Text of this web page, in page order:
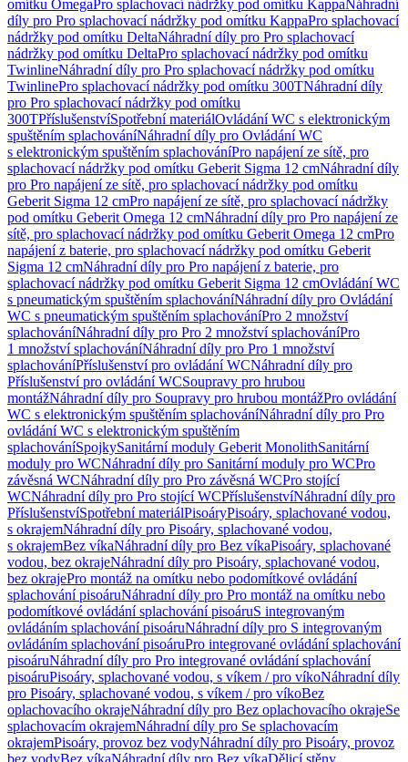
omítku OmegaPro splachovací nádržky pod omítku KappaNáhradní
díly pro Pro splachovací nádržky pod omítku KappaPro splachovací
nádržky pod omítku DeltaNáhradní díly pro Pro splachovací
nádržky pod omítku DeltaPro splachovací nádržky pod omítku
TwinlineNáhradní díly pro Pro splachovací nádržky pod omítku
TwinlinePro splachovací nádržky pod omítku 300TNáhradní díly
pro Pro splachovací nádržky pod omítku
300TPříslušenstvíSpotřební materiálOvládání WC s elektronickým
spuštěním splachováníNáhradní díly pro Ovládání WC
s elektronickým spuštěním splachováníPro napájení ze sítě, pro
splachovací nádržky pod omítku Geberit Sigma 12 cmNáhradní díly
pro Pro napájení ze sítě, pro splachovací nádržky pod omítku
Geberit Sigma 12 cmPro napájení ze sítě, pro splachovací nádržky
pod omítku Geberit Omega 12 cmNáhradní díly pro Pro napájení ze
sítě, pro splachovací nádržky pod omítku Geberit Omega 12 cmPro
napájení z baterie, pro splachovací nádržky pod omítku Geberit
Sigma 12 cmNáhradní díly pro Pro napájení z baterie, pro
splachovací nádržky pod omítku Geberit Sigma 12 cmOvládání WC
s pneumatickým spuštěním splachováníNáhradní díly pro Ovládání
WC s pneumatickým spuštěním splachováníPro 2 množství
splachováníNáhradní díly pro Pro 2 množství splachováníPro
1 množství splachováníNáhradní díly pro Pro 1 množství
splachováníPříslušenství pro ovládání WCNáhradní díly pro
Příslušenství pro ovládání WCSoupravy pro hrubou
montážNáhradní díly pro Soupravy pro hrubou montážPro ovládání
WC s elektronickým spuštěním splachováníNáhradní díly pro Pro
ovládání WC s elektronickým spuštěním
splachováníSpojkySanitární moduly Geberit MonolithSanitární
moduly pro WCNáhradní díly pro Sanitární moduly pro WCPro
závěsná WCNáhradní díly pro Pro závěsná WCPro stojící
WCNáhradní díly pro Pro stojící WCPříslušenstvíNáhradní díly pro
PříslušenstvíSpotřební materiálPisoáryPisoáry, splachované vodou,
s okrajemNáhradní díly pro Pisoáry, splachované vodou,
s okrajemBez víkaNáhradní díly pro Bez víkaPisoáry, splachované
vodou, bez okrajeNáhradní díly pro Pisoáry, splachované vodou,
bez okrajePro montáž na omítku nebo podomítkové ovládání
splachování pisoáruNáhradní díly pro Pro montáž na omítku nebo
podomítkové ovládání splachování pisoáruS integrovaným
ovládáním splachování pisoáruNáhradní díly pro S integrovaným
ovládáním splachování pisoáruPro integrované ovládání splachování
pisoáruNáhradní díly pro Pro integrované ovládání splachování
pisoáruPisoáry, splachované vodou, s víkem / pro víkoNáhradní díly
pro Pisoáry, splachované vodou, s víkem / pro víkoBez
oplachovacího okrajeNáhradní díly pro Bez oplachovacího okrajeSe
splachovacím okrajemNáhradní díly pro Se splachovacím
okrajemPisoáry, provoz bez vodyNáhradní díly pro Pisoáry, provoz
bez vodyBez víkaNáhradní díly pro Bez víkaDělicí stěny